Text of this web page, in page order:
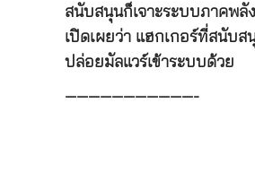
สนับสนุนก็เจาะระบบภาคพลั
เปิดเผยว่า แฮกเกอร์ที่สนับ
ปล่อยมัลแวร์เข้าระบบด้วย
———————————-